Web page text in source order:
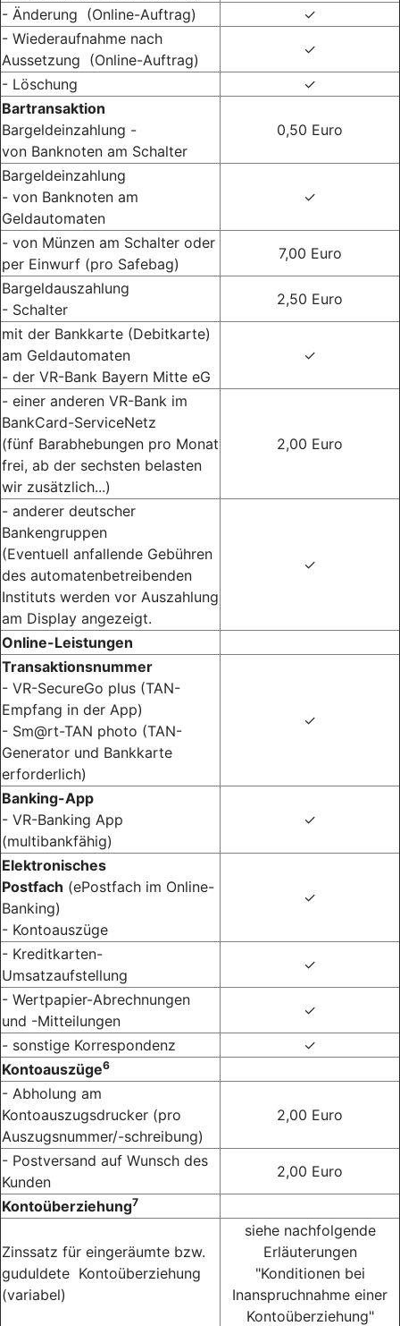
- Änderung (Online-Auftrag)
✓
- Wiederaufnahme nach
Aussetzung (Online-Auftrag)
✓
- Löschung
✓
Bartransaktion
Bargeldeinzahlung -
von Banknoten am Schalter
0,50 Euro
Bargeldeinzahlung
- von Banknoten am
Geldautomaten
✓
- von Münzen am Schalter oder
per Einwurf (pro Safebag)
7,00 Euro
Bargeldauszahlung
- Schalter
2,50 Euro
mit der Bankkarte (Debitkarte)
am Geldautomaten
- der VR-Bank Bayern Mitte eG
✓
- einer anderen VR-Bank im
BankCard-ServiceNetz
(fünf Barabhebungen pro Monat
frei, ab der sechsten belasten
wir zusätzlich...)
2,00 Euro
- anderer deutscher
Bankengruppen
(Eventuell anfallende Gebühren
des automatenbetreibenden
Instituts werden vor Auszahlung
am Display angezeigt.
✓
Online-Leistungen
Transaktionsnummer
- VR-SecureGo plus (TAN-
Empfang in der App)
- Sm@rt-TAN photo (TAN-
Generator und Bankkarte
erforderlich)
✓
Banking-App
- VR-Banking App
(multibankfähig)
✓
Elektronisches
Postfach (ePostfach im Online-
Banking)
- Kontoauszüge
✓
- Kreditkarten-
Umsatzaufstellung
✓
- Wertpapier-Abrechnungen
und -Mitteilungen
✓
- sonstige Korrespondenz
✓
Kontoauszüge6
- Abholung am
Kontoauszugsdrucker (pro
Auszugsnummer/-schreibung)
2,00 Euro
- Postversand auf Wunsch des
Kunden
2,00 Euro
Kontoüberziehung7
Zinssatz für eingeräumte bzw.
guduldete Kontoüberziehung
(variabel)
siehe nachfolgende
Erläuterungen
"Konditionen bei
Inanspruchnahme einer
Kontoüberziehung"